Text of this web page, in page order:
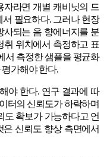
자라면 개별 캐비닛의 드
필요하다. 그러나 현장
사되는 음 향에너지를 분
취 위치에서 측정하고 표
서 측정한 샘플을 평균화
가해야 한다.
야 한다. 연구 결과에 따
터의 신뢰도가 하락하며
도 확보가 가능하다고 언
은 신뢰도 향상 측면에서